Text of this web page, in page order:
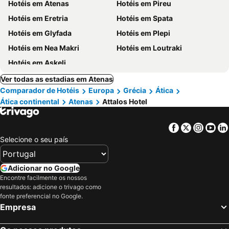
Hotéis em Atenas
Hotéis em Pireu
Hotéis em Eretria
Hotéis em Spata
Hotéis em Glyfada
Hotéis em Plepi
Hotéis em Nea Makri
Hotéis em Loutraki
Hotéis em Askeli
Ver todas as estadias em Atenas
Comparador de Hotéis
Europa Grécia
Ática
Ática continental
Atenas Attalos Hotel
Facebook
Twitter
Selecione o seu país
Adicionar no Google
Encontre facilmente os nossos
resultados: adicione o trivago como
fonte preferencial no Google.
Empresa